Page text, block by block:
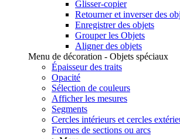
Glisser-copier
Retourner et inverser des
Enregistrer des objets
Grouper les Objets
Aligner des objets
Menu de décoration - Objets spéciaux
Épaisseur des traits
Opacité
Sélection de couleurs
Afficher les mesures
Segments
Cercles intérieurs et cercles
Formes de sections ou arcs